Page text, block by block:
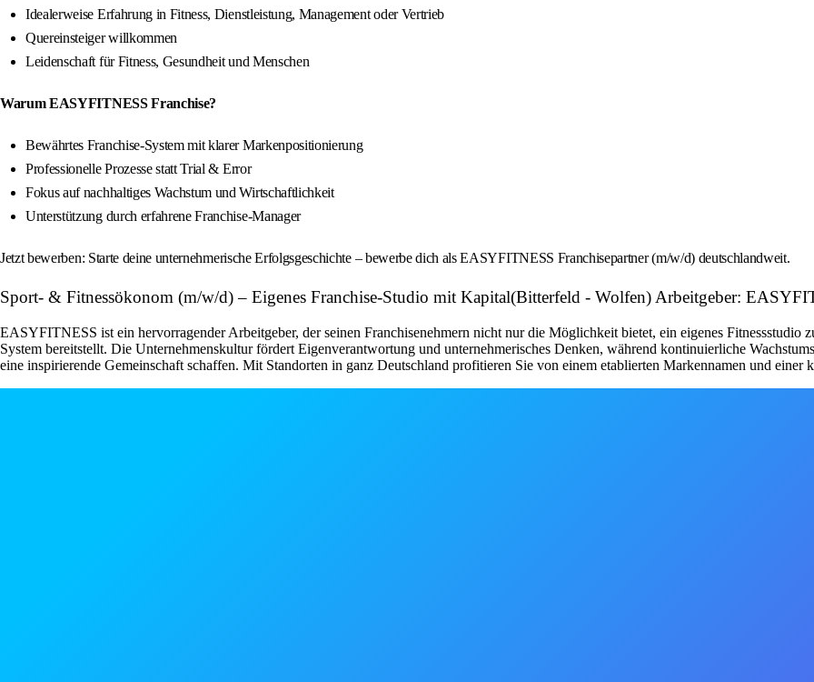
Idealerweise Erfahrung in Fitness, Dienstleistung, Management oder Vertrieb
Quereinsteiger willkommen
Leidenschaft für Fitness, Gesundheit und Menschen
Warum EASYFITNESS Franchise?
Bewährtes Franchise-System mit klarer Markenpositionierung
Professionelle Prozesse statt Trial & Error
Fokus auf nachhaltiges Wachstum und Wirtschaftlichkeit
Unterstützung durch erfahrene Franchise-Manager
Jetzt bewerben: Starte deine unternehmerische Erfolgsgeschichte – bewerbe dich als EASYFITNESS Franchisepartner (m/w/d) deutschlandweit.
Sport- & Fitnessökonom (m/w/d) – Eigenes Franchise-Studio mit Kapital(Bitterfeld - Wolfen) Arbeitgeber:
EASYFITNESS ist ein hervorragender Arbeitgeber, der seinen Franchisenehmern nicht nur die Möglichkeit bietet, ein eigenes Fitnessstudio
System bereitstellt. Die Unternehmenskultur fördert Eigenverantwortung und unternehmerisches Denken, während kontinuierliche
eine inspirierende Gemeinschaft schaffen. Mit Standorten in ganz Deutschland profitieren Sie von einem etablierten Markennamen und